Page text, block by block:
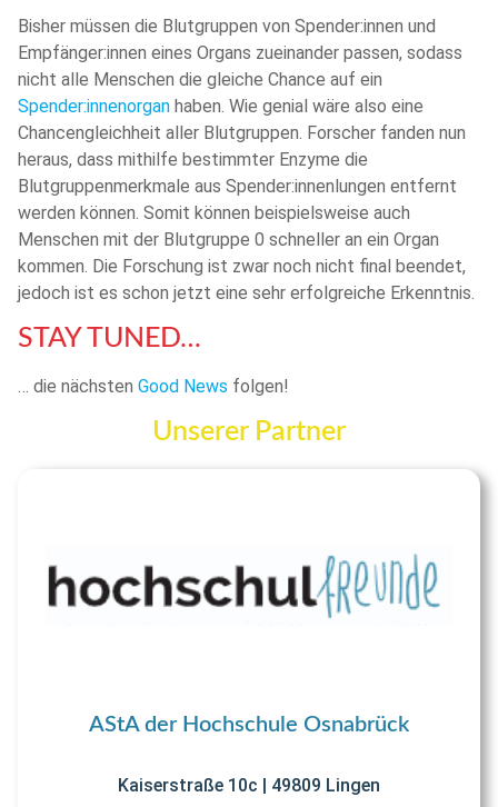
Bisher müssen die Blutgruppen von Spender:innen und
Empfänger:innen eines Organs zueinander passen, sodass
nicht alle Menschen die gleiche Chance auf ein
Spender:innenorgan haben. Wie genial wäre also eine
Chancengleichheit aller Blutgruppen. Forscher fanden nun
heraus, dass mithilfe bestimmter Enzyme die
Blutgruppenmerkmale aus Spender:innenlungen entfernt
werden können. Somit können beispielsweise auch
Menschen mit der Blutgruppe 0 schneller an ein Organ
kommen. Die Forschung ist zwar noch nicht final beendet,
jedoch ist es schon jetzt eine sehr erfolgreiche Erkenntnis.
STAY TUNED…
… die nächsten Good News folgen!
Unserer Partner
AStA der Hochschule Osnabrück
Kaiserstraße 10c | 49809 Lingen